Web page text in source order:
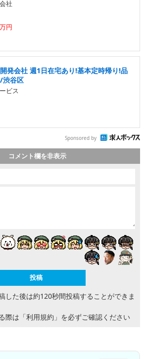
社
円
発会社 週1日在宅あり!基本定時帰り!品
渋谷区
ビス
Sponsored by
コメント欄を非表示
した後は約120秒間投稿することができま
際は 「利用規約」 を必ずご確認ください